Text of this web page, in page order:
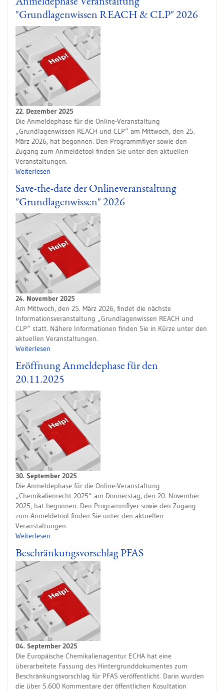
"Grundlagenwissen REACH & CLP" 2026
22. Dezember 2025
Die Anmeldephase für die Online-Veranstaltung
„Grundlagenwissen REACH und CLP“ am Mittwoch, den 25.
März 2026, hat begonnen. Den Programmflyer sowie den
Zugang zum Anmeldetool finden Sie unter den aktuellen
Veranstaltungen.
Weiterlesen
Save-the-date der Onlineveranstaltung
"Grundlagenwissen" 2026
24. November 2025
Am Mittwoch, den 25. März 2026, findet die nächste
Informationsveranstaltung „Grundlagenwissen REACH und
CLP“ statt. Nähere Informationen finden Sie in Kürze unter den
aktuellen Veranstaltungen.
Weiterlesen
Eröffnung Anmeldephase für den
20.11.2025
30. September 2025
Die Anmeldephase für die Online-Veranstaltung
„Chemikalienrecht 2025“ am Donnerstag, den 20. November
2025, hat begonnen. Den Programmflyer sowie den Zugang
zum Anmeldetool finden Sie unter den aktuellen
Veranstaltungen.
Weiterlesen
Beschränkungsvorschlag PFAS
04. September 2025
Die Europäische Chemikalienagentur ECHA hat eine
überarbeitete Fassung des Hintergrunddokumentes zum
Beschränkungsvorschlag für PFAS veröffentlicht. Darin wurden
die über 5.600 Kommentare der öffentlichen Kosultation